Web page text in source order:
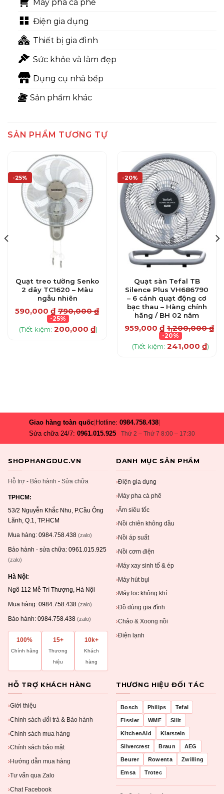
Máy pha cà phê
Điện gia dụng
Thiết bị gia đình
Sức khỏe và làm đẹp
Dụng cụ nhà bếp
Sản phẩm khác
SẢN PHẨM TƯƠNG TỰ
-25%
Quạt treo tường Senko
2 dây TC1620 – Màu
ngẫu nhiên
590,000 ₫ 790,000₫
-25%
(Tiết kiệm: 200,000 ₫)
-20%
Quạt sàn Tefal TB
Silence Plus VH686790
– 6 cánh quạt động cơ
bạc thau – Hàng chính
hãng / BH 02 năm
959,000 ₫ 1,200,000₫
-20%
(Tiết kiệm: 241,000 ₫)
Giao hàng toàn quốc Hotline:0984.758.438
Sửa chữa 24/7:0961.015.925 Thứ 2 – Thứ 7 8:00 – 17:30
SHOPHANGDUC.VN
Hỗ trợ - Bảo hành - Sửa chữa
TPHCM:
53/2 Nguyễn Khắc Nhu, P.Cầu Ông
Lãnh, Q.1, TP.HCM
Mua hàng: 0984.758.438 (zalo)
Bảo hành - sửa chữa: 0961.015.925
(zalo)
Hà Nội:
Ngõ 112 Mễ Trì Thượng, Hà Nội
Mua hàng: 0984.758.438 (zalo)
Bảo hành: 0984.758.438 (zalo)
100%
Chính hãng
15+
Thương
hiệu
10k+
Khách
hàng
DANH MỤC SẢN PHẨM
›Điện gia dụng
›Máy pha cà phê
›Ấm siêu tốc
› Nồi chiên không dầu
› Nồi áp suất
› Nồi cơm điện
›Máy xay sinh tố & ép
›Máy hút bụi
› Máy lọc không khí
›Đồ dùng gia đình
›Chảo & Xoong nồi
›Điện lạnh
HỖ TRỢ KHÁCH HÀNG
›Giới thiệu
›Chính sách đổi trả & Bảo hành
›Chính sách mua hàng
›Chính sách bảo mật
› Hướng dẫn mua hàng
›Tư vấn qua Zalo
›Chat Facebook
THƯƠNG HIỆU ĐỐI TÁC
Bosch Philips Tefal
Fissler WMF Silit
KitchenAid Klarstein
Silvercrest Braun AEG
Beurer Rowenta Zwilling
Emsa Trotec